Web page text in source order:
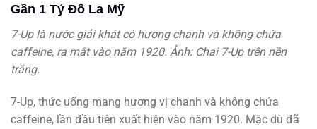
Gần 1 Tỷ Đô La Mỹ
7-Up là nước giải khát có hương chanh và không chứa
caffeine, ra mắt vào năm 1920. Ảnh: Chai 7-Up trên nền
trắng.
7-Up, thức uống mang hương vị chanh và không chứa
caffeine, lần đầu tiên xuất hiện vào năm 1920. Mặc dù đã